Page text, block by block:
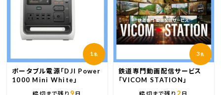
1名
ポータブル電源「DJI Power
1000 Mini White」
9
3名
鉄道専門動画配信サービス
「VICOM STATION」
2